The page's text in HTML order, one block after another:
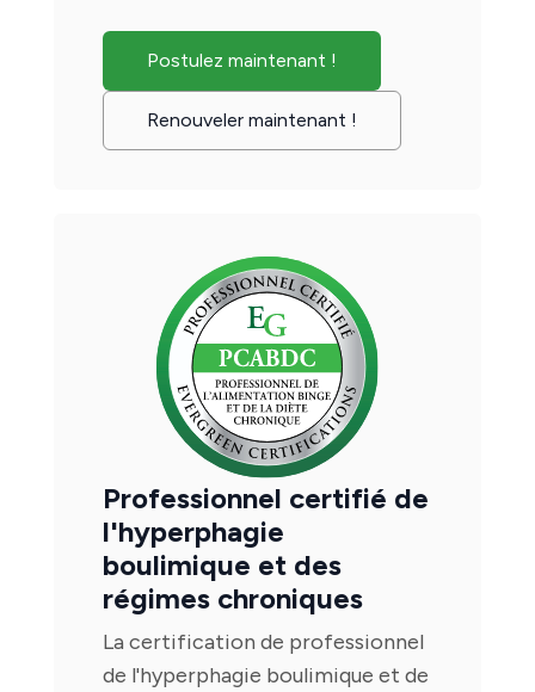
Postulez maintenant !
Renouveler maintenant !
Professionnel certifié de
l'hyperphagie
boulimique et des
régimes chroniques
La certification de professionnel
de l'hyperphagie boulimique et de